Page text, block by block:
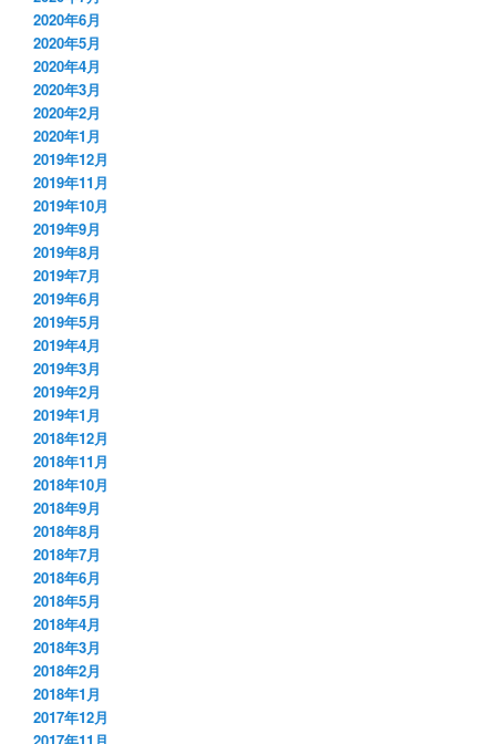
2020年6月
2020年5月
2020年4月
2020年3月
2020年2月
2020年1月
2019年12月
2019年11月
2019年10月
2019年9月
2019年8月
2019年7月
2019年6月
2019年5月
2019年4月
2019年3月
2019年2月
2019年1月
2018年12月
2018年11月
2018年10月
2018年9月
2018年8月
2018年7月
2018年6月
2018年5月
2018年4月
2018年3月
2018年2月
2018年1月
2017年12月